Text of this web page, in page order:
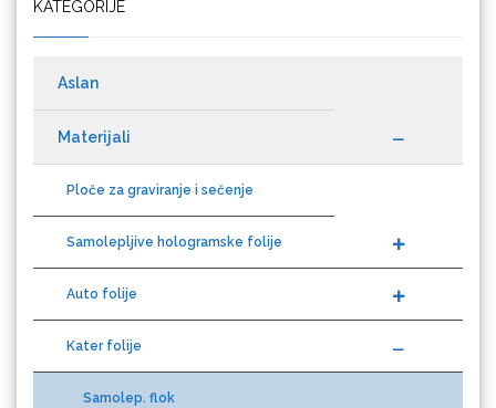
Aslan
Ploče za graviranje i sečenje
Samolepljive hologramske folije
Auto folije
Kater folije
Samolep. flok